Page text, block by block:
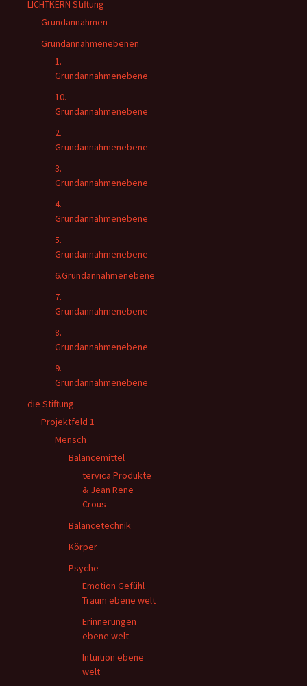
LICHTKERN Stiftung
Grundannahmen
Grundannahmenebenen
1.
Grundannahmenebene
10.
Grundannahmenebene
2.
Grundannahmenebene
3.
Grundannahmenebene
4.
Grundannahmenebene
5.
Grundannahmenebene
6.Grundannahmenebene
7.
Grundannahmenebene
8.
Grundannahmenebene
9.
Grundannahmenebene
die Stiftung
Projektfeld 1
Mensch
Balancemittel
tervica Produkte
& Jean Rene
Crous
Balancetechnik
Körper
Psyche
Emotion Gefühl
Traum ebene welt
Erinnerungen
ebene welt
Intuition ebene
welt